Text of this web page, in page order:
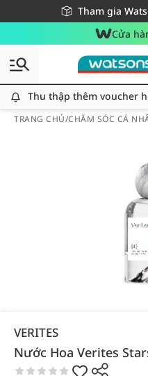
Tham gia
Miễn phí giao
Giao hàng nhanh 24h -
Cửa
Thu thập thêm voucher
TRANG CHỦ/CHĂM SÓC CÁ
VERITES
Nước Hoa Verites